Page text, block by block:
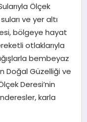
Ölçek
ve yer altı
bölgeye hayat
otlaklarıyla
bembeyaz
Doğal Güzelliği ve
Deresi’nin
karla